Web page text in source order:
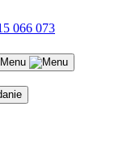
066 073
Menu